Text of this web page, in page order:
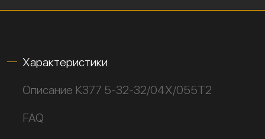
Характеристики
Описание К377 5-32-32/04Х/055Т2
FAQ